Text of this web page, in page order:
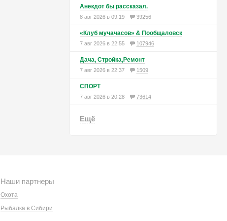
Анекдот бы рассказал.
8 авг 2026 в 09:19 39256
«Клуб мучачасов» & Пообщаловск
7 авг 2026 в 22:55 107946
Дача, Стройка,Ремонт
7 авг 2026 в 22:37 1509
СПОРТ
7 авг 2026 в 20:28 73614
Ещё
Наши партнеры
Охота
Рыбалка в Сибири